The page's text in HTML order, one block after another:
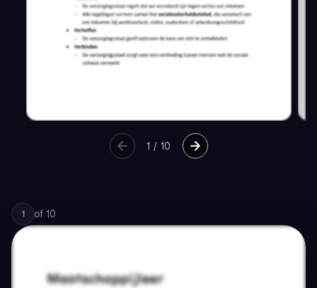
1 / 10
1 of 10